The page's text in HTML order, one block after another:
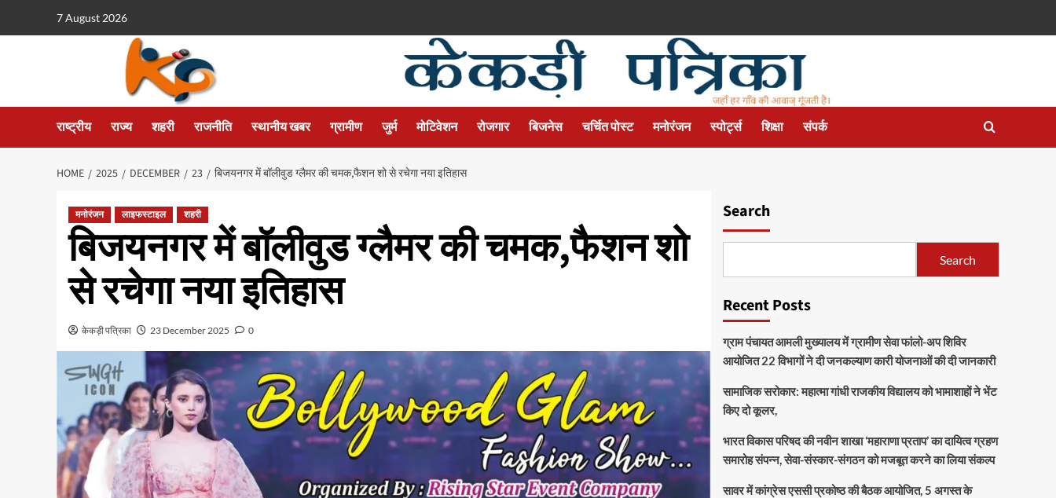
7 August 2026
राष्ट्रीय राज्य शहरी राजनीति स्थानीय खबर ग्रामीण जुर्म मोटिवेशन रोजगार बिजनेस चर्चित पोस्ट मनोरंजन स्पोर्ट्स शिक्षा संपर्क
HOME 2025 DECEMBER 23 बिजयनगर में बॉलीवुड ग्लैमर की चमक,फैशन शो से रचेगा नया इतिहास
मनोरंजन लाइफस्टाइल शहरी
बिजयनगर में बॉलीवुड ग्लैमर की चमक,फैशन शो
से रचेगा नया इतिहास
केकड़ी पत्रिका 23 December 2025 0
Search
Search
Recent Posts
ग्राम पंचायत आमली मुख्यालय में ग्रामीण सेवा फांलो-अप शिविर
आयोजित 22 विभागों ने दी जनकल्याण कारी योजनाओं की दी जानकारी
सामाजिक सरोकार: महात्मा गांधी राजकीय विद्यालय को भामाशाहों ने भेंट
किए दो कूलर,
भारत विकास परिषद की नवीन शाखा ‘महाराणा प्रताप’ का दायित्व ग्रहण
समारोह संपन्न, सेवा-संस्कार-संगठन को मजबूत करने का लिया संकल्प
सावर में कांग्रेस एससी प्रकोष्ठ की बैठक आयोजित, 5 अगस्त के